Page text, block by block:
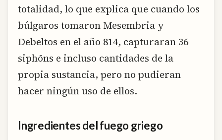
totalidad, lo que explica que cuando los
búlgaros tomaron Mesembria y
Debeltos en el año 814, capturaran 36
siphōns e incluso cantidades de la
propia sustancia, pero no pudieran
hacer ningún uso de ellos.
Ingredientes del fuego griego